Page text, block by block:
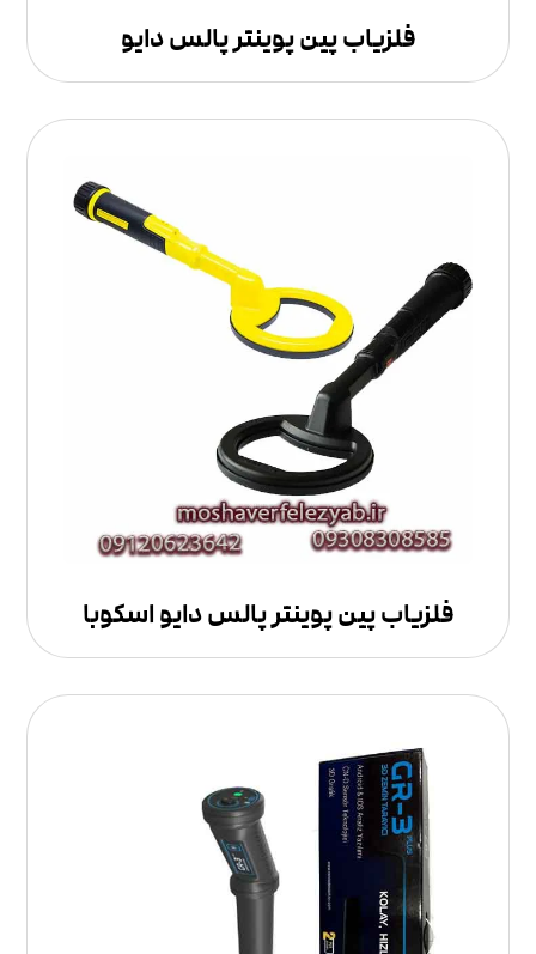
فلزیاب پین پوینتر پالس دایو
فلزیاب پین پوینتر پالس دایو اسکوبا